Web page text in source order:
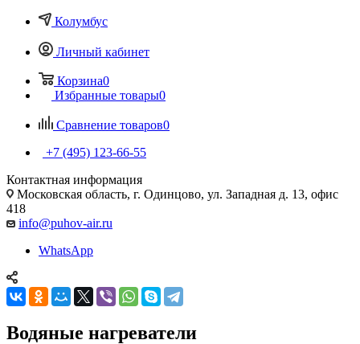
Колумбус
Личный кабинет
Корзина0
Избранные товары0
Сравнение товаров0
+7 (495) 123-66-55
Контактная информация
Московская область, г. Одинцово, ул. Западная д. 13, офис
418
info@puhov-air.ru
WhatsApp
Водяные нагреватели